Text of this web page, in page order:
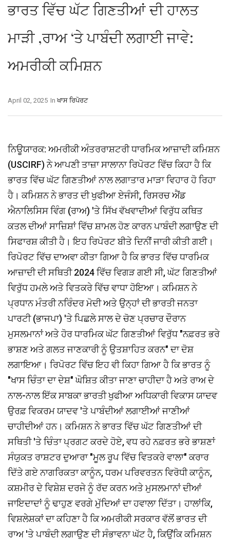
ਭਾਰਤ ਵਿੱਚ ਘੱਟ ਗਿਣਤੀਆਂ ਦੀ ਹਾਲਤ
ਮਾੜੀ ,ਰਾਅ ‘ਤੇ ਪਾਬੰਦੀ ਲਗਾਈ ਜਾਵੇ:
ਅਮਰੀਕੀ ਕਮਿਸ਼ਨ
In ਖਾਸ ਰਿਪੋਰਟ
April 02, 2025
ਨਿਊਯਾਰਕ: ਅਮਰੀਕੀ ਅੰਤਰਰਾਸ਼ਟਰੀ ਧਾਰਮਿਕ ਆਜ਼ਾਦੀ ਕਮਿਸ਼ਨ
(USCIRF) ਨੇ ਆਪਣੀ ਤਾਜ਼ਾ ਸਾਲਾਨਾ ਰਿਪੋਰਟ ਵਿੱਚ ਕਿਹਾ ਹੈ ਕਿ
ਭਾਰਤ ਵਿੱਚ ਘੱਟ ਗਿਣਤੀਆਂ ਨਾਲ ਲਗਾਤਾਰ ਮਾੜਾ ਵਿਹਾਰ ਹੋ ਰਿਹਾ
ਹੈ। ਕਮਿਸ਼ਨ ਨੇ ਭਾਰਤ ਦੀ ਖੁਫੀਆ ਏਜੰਸੀ, ਰਿਸਰਚ ਐਂਡ
ਐਨਾਲਿਸਿਸ ਵਿੰਗ (ਰਾਅ) 'ਤੇ ਸਿੱਖ ਵੱਖਵਾਦੀਆਂ ਵਿਰੁੱਧ ਕਥਿਤ
ਕਤਲ ਦੀਆਂ ਸਾਜ਼ਿਸ਼ਾਂ ਵਿੱਚ ਸ਼ਾਮਲ ਹੋਣ ਕਾਰਨ ਪਾਬੰਦੀ ਲਗਾਉਣ ਦੀ
ਸਿਫਾਰਸ਼ ਕੀਤੀ ਹੈ। ਇਹ ਰਿਪੋਰਟ ਬੀਤੇ ਦਿਨੀਂ ਜਾਰੀ ਕੀਤੀ ਗਈ।
ਰਿਪੋਰਟ ਵਿੱਚ ਦਾਅਵਾ ਕੀਤਾ ਗਿਆ ਹੈ ਕਿ ਭਾਰਤ ਵਿੱਚ ਧਾਰਮਿਕ
ਆਜ਼ਾਦੀ ਦੀ ਸਥਿਤੀ 2024 ਵਿੱਚ ਵਿਗੜ ਗਈ ਸੀ, ਘੱਟ ਗਿਣਤੀਆਂ
ਵਿਰੁੱਧ ਹਮਲੇ ਅਤੇ ਵਿਤਕਰੇ ਵਿੱਚ ਵਾਧਾ ਹੋਇਆ। ਕਮਿਸ਼ਨ ਨੇ
ਪ੍ਰਧਾਨ ਮੰਤਰੀ ਨਰਿੰਦਰ ਮੋਦੀ ਅਤੇ ਉਨ੍ਹਾਂ ਦੀ ਭਾਰਤੀ ਜਨਤਾ
ਪਾਰਟੀ (ਭਾਜਪਾ) 'ਤੇ ਪਿਛਲੇ ਸਾਲ ਦੇ ਚੋਣ ਪ੍ਰਚਾਰ ਦੌਰਾਨ
ਮੁਸਲਮਾਨਾਂ ਅਤੇ ਹੋਰ ਧਾਰਮਿਕ ਘੱਟ ਗਿਣਤੀਆਂ ਵਿਰੁੱਧ "ਨਫ਼ਰਤ ਭਰੇ
ਭਾਸ਼ਣ ਅਤੇ ਗਲਤ ਜਾਣਕਾਰੀ ਨੂੰ ਉਤਸ਼ਾਹਿਤ ਕਰਨ" ਦਾ ਦੋਸ਼
ਲਗਾਇਆ। ਰਿਪੋਰਟ ਵਿੱਚ ਇਹ ਵੀ ਕਿਹਾ ਗਿਆ ਹੈ ਕਿ ਭਾਰਤ ਨੂੰ
"ਖਾਸ ਚਿੰਤਾ ਦਾ ਦੇਸ਼" ਘੋਸ਼ਿਤ ਕੀਤਾ ਜਾਣਾ ਚਾਹੀਦਾ ਹੈ ਅਤੇ ਰਾਅ ਦੇ
ਨਾਲ-ਨਾਲ ਇੱਕ ਸਾਬਕਾ ਭਾਰਤੀ ਖੁਫੀਆ ਅਧਿਕਾਰੀ ਵਿਕਾਸ ਯਾਦਵ
ਉਰਫ਼ ਵਿਕਰਮ ਯਾਦਵ 'ਤੇ ਪਾਬੰਦੀਆਂ ਲਗਾਈਆਂ ਜਾਣੀਆਂ
ਚਾਹੀਦੀਆਂ ਹਨ। ਕਮਿਸ਼ਨ ਨੇ ਭਾਰਤ ਵਿੱਚ ਘੱਟ ਗਿਣਤੀਆਂ ਦੀ
ਸਥਿਤੀ 'ਤੇ ਚਿੰਤਾ ਪ੍ਰਗਟ ਕਰਦੇ ਹੋਏ, ਵਧ ਰਹੇ ਨਫ਼ਰਤ ਭਰੇ ਭਾਸ਼ਣਾਂ
ਸੰਯੁਕਤ ਰਾਸ਼ਟਰ ਦੁਆਰਾ "ਮੂਲ ਰੂਪ ਵਿੱਚ ਵਿਤਕਰੇ ਵਾਲਾ" ਕਰਾਰ
ਦਿੱਤੇ ਗਏ ਨਾਗਰਿਕਤਾ ਕਾਨੂੰਨ, ਧਰਮ ਪਰਿਵਰਤਨ ਵਿਰੋਧੀ ਕਾਨੂੰਨ,
ਕਸ਼ਮੀਰ ਦੇ ਵਿਸ਼ੇਸ਼ ਦਰਜੇ ਨੂੰ ਰੱਦ ਕਰਨ ਅਤੇ ਮੁਸਲਮਾਨਾਂ ਦੀਆਂ
ਜਾਇਦਾਦਾਂ ਨੂੰ ਢਾਹੁਣ ਵਰਗੇ ਮੁੱਦਿਆਂ ਦਾ ਹਵਾਲਾ ਦਿੱਤਾ। ਹਾਲਾਂਕਿ,
ਵਿਸ਼ਲੇਸ਼ਕਾਂ ਦਾ ਕਹਿਣਾ ਹੈ ਕਿ ਅਮਰੀਕੀ ਸਰਕਾਰ ਵੱਲੋਂ ਭਾਰਤ ਦੀ
ਰਾਅ 'ਤੇ ਪਾਬੰਦੀ ਲਗਾਉਣ ਦੀ ਸੰਭਾਵਨਾ ਘੱਟ ਹੈ, ਕਿਉਂਕਿ ਕਮਿਸ਼ਨ